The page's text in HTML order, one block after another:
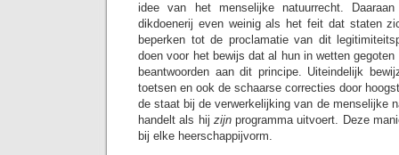
idee van het menselijke natuurrecht.
dikdoenerij even weinig als het feit dat staten
beperken tot de proclamatie van dit
doen voor het bewijs dat al hun in wetten
beantwoorden aan dit principe. Uiteindelijk
toetsen en ook de schaarse correcties door
de staat bij de verwerkelijking van de menselijke
handelt als hij zijnprogramma uitvoert. Deze
bij elke heerschappijvorm.